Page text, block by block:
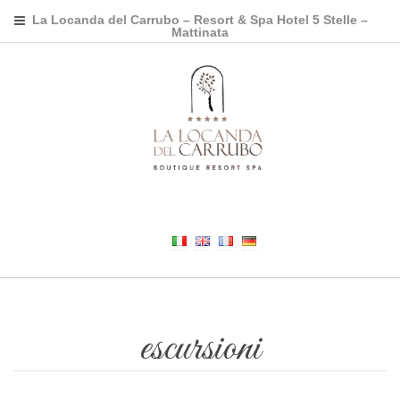
La Locanda del Carrubo – Resort & Spa Hotel 5 Stelle –
Mattinata
escursioni